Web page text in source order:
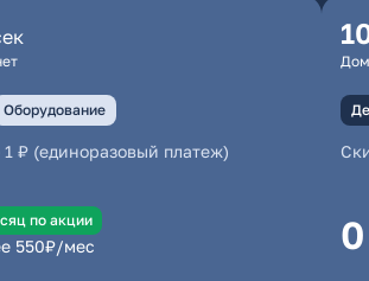
Оборудование
1 ₽ (единоразовый платеж)
по акции
550₽/мес 0